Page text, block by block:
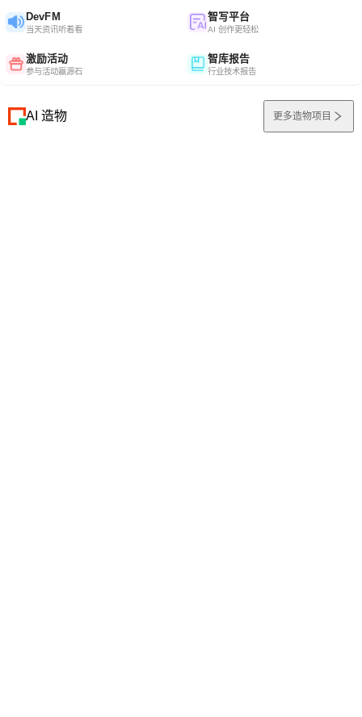
DevFM
当天资讯听着看
智写平台
AI 创作更轻松
激励活动
参与活动赢源石
智库报告
行业技术报告
AI 造物 更多造物项目